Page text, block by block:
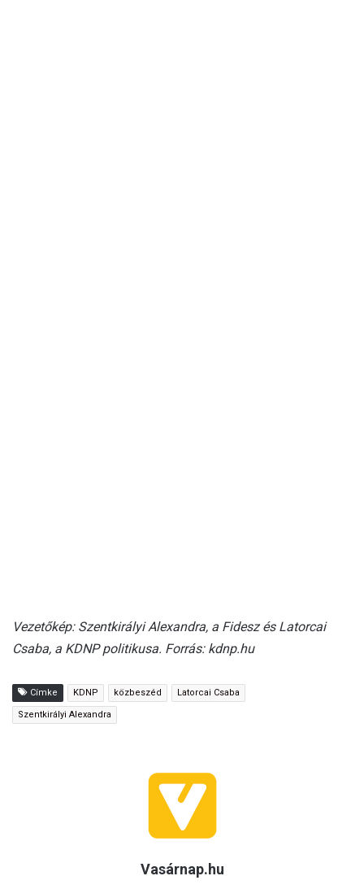
Vezetőkép: Szentkirályi Alexandra, a Fidesz és Latorcai
Csaba, a KDNP politikusa. Forrás: kdnp.hu
Címke KDNP közbeszéd Latorcai Csaba
Szentkirályi Alexandra
Vasárnap.hu